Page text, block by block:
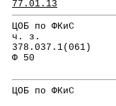
77.01.13
ЦОБ по ФКиС
ч. з.
378.037.1(061)
Ф 50
ЦОБ по ФКиС